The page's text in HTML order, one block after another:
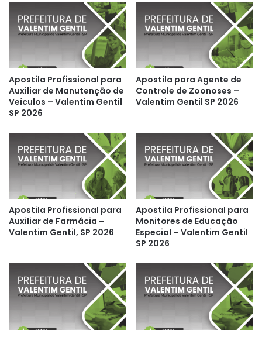
Apostila Profissional para
Auxiliar de Manutenção de
Veículos – Valentim Gentil
SP 2026
Apostila para Agente de
Controle de Zoonoses –
Valentim Gentil SP 2026
Apostila Profissional para
Auxiliar de Farmácia –
Valentim Gentil, SP 2026
Apostila Profissional para
Monitores de Educação
Especial – Valentim Gentil
SP 2026